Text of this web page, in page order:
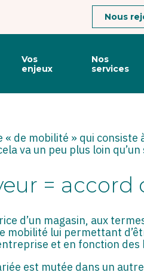
Nous
Vos
enjeux
Nos
services
… OU
de mobilité » qui
va un peu plus loin
= accord
d’un magasin, aux
mobilité lui permettant
et en fonction des
est mutée dans un